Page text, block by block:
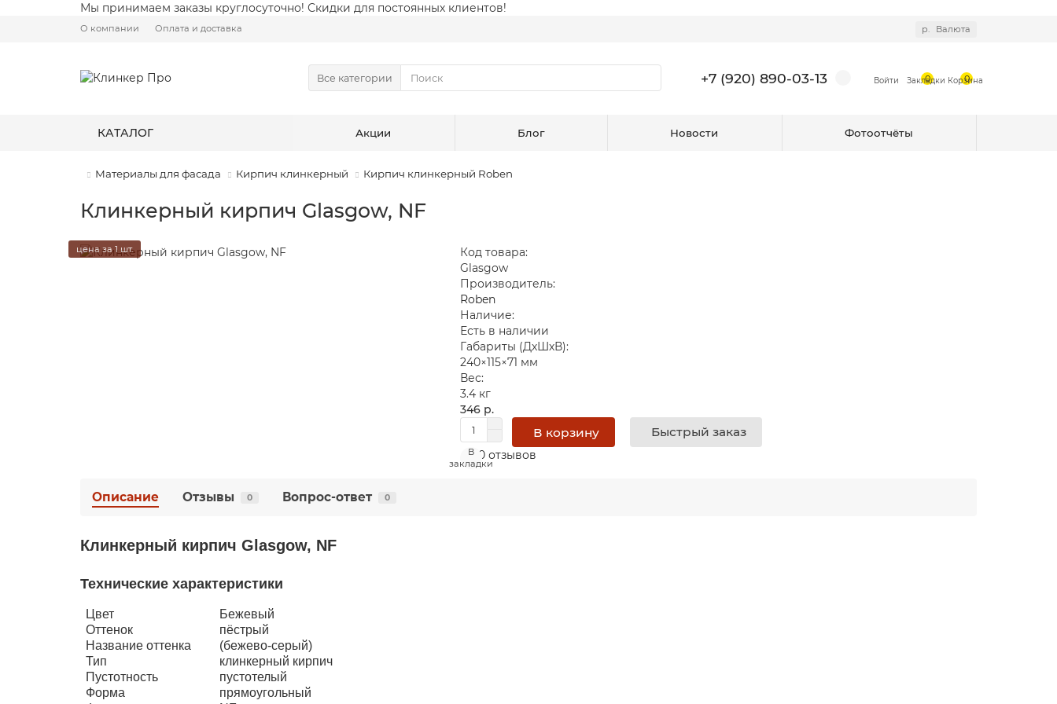
Мы принимаем заказы круглосуточно! Скидки для постоянных клиентов!
О компании Оплата и доставка р. Валюта
Все категории +7 (920) 890-03-13 0 0
КАТАЛОГ Акции Блог Новости Фотоотчёты
Материалы для фасада Кирпич клинкерный Кирпич клинкерный Roben
Клинкерный кирпич Glasgow, NF
цена за 1 шт.
Код товара:
Glasgow
Производитель:
Roben
Наличие:
Есть в наличии
Габариты (ДхШхВ):
240×115×71 мм
Вес:
3.4 кг
346 р.
В корзину Быстрый заказ
В
закладки
0 отзывов
Описание Отзывы 0 Вопрос-ответ 0
Клинкерный кирпич Glasgow, NF
Технические характеристики
Цвет
Бежевый
Оттенок
пёстрый
Название оттенка
(бежево-серый)
Тип
клинкерный кирпич
Пустотность
пустотелый
Форма
прямоугольный